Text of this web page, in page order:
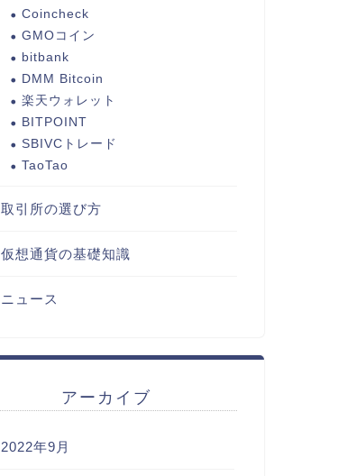
Coincheck
GMOコイン
bitbank
DMM Bitcoin
楽天ウォレット
BITPOINT
SBIVCトレード
TaoTao
取引所の選び方
仮想通貨の基礎知識
ニュース
アーカイブ
2022年9月